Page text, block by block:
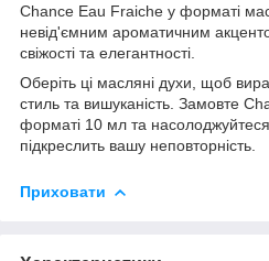
Chance Eau Fraiche у форматі
невід'ємним ароматичним
свіжості та елегантності.
Оберіть ці масляні духи, щоб
стиль та вишуканість. Замовте
форматі 10 мл та
підкреслить вашу неповторність.
Приховати